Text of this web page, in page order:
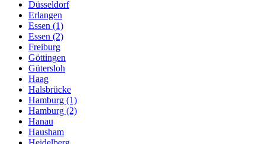
Düsseldorf
Erlangen
Essen (1)
Essen (2)
Freiburg
Göttingen
Gütersloh
Haag
Halsbrücke
Hamburg (1)
Hamburg (2)
Hanau
Hausham